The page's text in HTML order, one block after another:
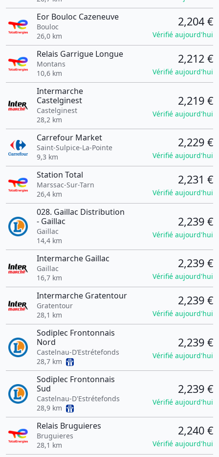
Eor Bouloc Cazeneuve
Bouloc
26,0 km
2,204 €
Vérifié aujourd'hui
Relais Garrigue Longue
Montans
10,6 km
2,212 €
Vérifié aujourd'hui
Intermarche
Castelginest
Castelginest
28,2 km
2,219 €
Vérifié aujourd'hui
Carrefour Market
Saint-Sulpice-La-Pointe
9,3 km
2,229 €
Vérifié aujourd'hui
Station Total
Marssac-Sur-Tarn
26,4 km
2,231 €
Vérifié aujourd'hui
028. Gaillac Distribution
- Gaillac
Gaillac
14,4 km
2,239 €
Vérifié aujourd'hui
Intermarche Gaillac
Gaillac
16,7 km
2,239 €
Vérifié aujourd'hui
Intermarche Gratentour
Gratentour
28,1 km
2,239 €
Vérifié aujourd'hui
Sodiplec Frontonnais
Nord
Castelnau-D’Estrétefonds
28,7 km
2,239 €
Vérifié aujourd'hui
Sodiplec Frontonnais
Sud
Castelnau-D'Estrétefonds
28,9 km
2,239 €
Vérifié aujourd'hui
Relais Bruguieres
Bruguieres
28,1 km
2,240 €
Vérifié aujourd'hui